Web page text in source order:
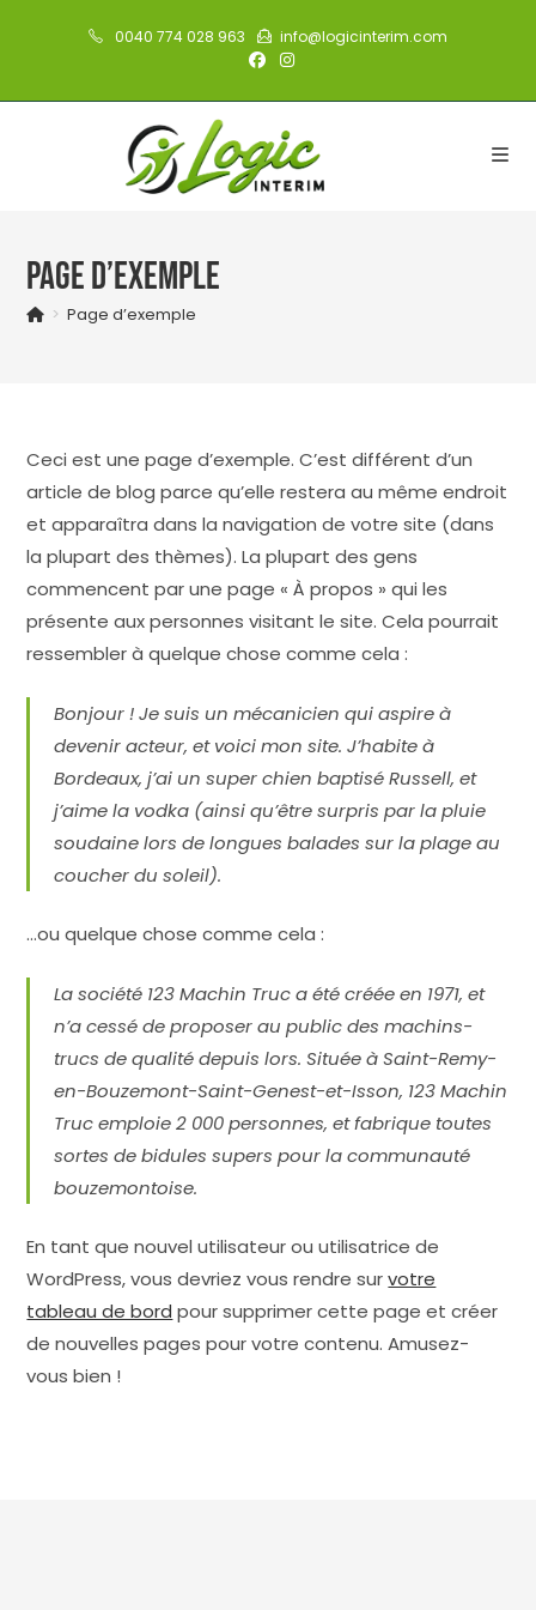
0040 774 028 963 info@logicinterim.com
Page d’exemple
> Page d’exemple
Ceci est une page d’exemple. C’est différent d’un
article de blog parce qu’elle restera au même endroit
et apparaîtra dans la navigation de votre site (dans
la plupart des thèmes). La plupart des gens
commencent par une page « À propos » qui les
présente aux personnes visitant le site. Cela pourrait
ressembler à quelque chose comme cela :
Bonjour ! Je suis un mécanicien qui aspire à
devenir acteur, et voici mon site. J’habite à
Bordeaux, j’ai un super chien baptisé Russell, et
j’aime la vodka (ainsi qu’être surpris par la pluie
soudaine lors de longues balades sur la plage au
coucher du soleil).
…ou quelque chose comme cela :
La société 123 Machin Truc a été créée en 1971, et
n’a cessé de proposer au public des machins-
trucs de qualité depuis lors. Située à Saint-Remy-
en-Bouzemont-Saint-Genest-et-Isson, 123 Machin
Truc emploie 2 000 personnes, et fabrique toutes
sortes de bidules supers pour la communauté
bouzemontoise.
En tant que nouvel utilisateur ou utilisatrice de
WordPress, vous devriez vous rendre survotre
tableau de bord pour supprimer cette page et créer
de nouvelles pages pour votre contenu. Amusez-
vous bien !